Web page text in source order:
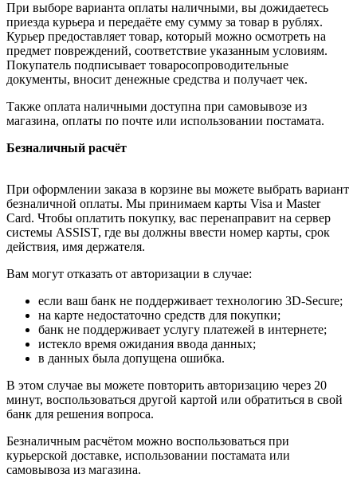
При выборе варианта оплаты наличными, вы дожидаетесь
приезда курьера и передаёте ему сумму за товар в рублях.
Курьер предоставляет товар, который можно осмотреть на
предмет повреждений, соответствие указанным условиям.
Покупатель подписывает товаросопроводительные
документы, вносит денежные средства и получает чек.
Также оплата наличными доступна при самовывозе из
магазина, оплаты по почте или использовании постамата.
Безналичный расчёт
При оформлении заказа в корзине вы можете выбрать вариант
безналичной оплаты. Мы принимаем карты Visa и Master
Card. Чтобы оплатить покупку, вас перенаправит на сервер
системы ASSIST, где вы должны ввести номер карты, срок
действия, имя держателя.
Вам могут отказать от авторизации в случае:
если ваш банк не поддерживает технологию 3D-Secure;
на карте недостаточно средств для покупки;
банк не поддерживает услугу платежей в интернете;
истекло время ожидания ввода данных;
в данных была допущена ошибка.
В этом случае вы можете повторить авторизацию через 20
минут, воспользоваться другой картой или обратиться в свой
банк для решения вопроса.
Безналичным расчётом можно воспользоваться при
курьерской доставке, использовании постамата или
самовывоза из магазина.